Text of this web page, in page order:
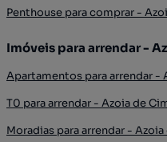
Penthouse para comprar -
Imóveis para arrendar -
Apartamentos para arrendar -
T0 para arrendar - Azoia de
Moradias para arrendar -